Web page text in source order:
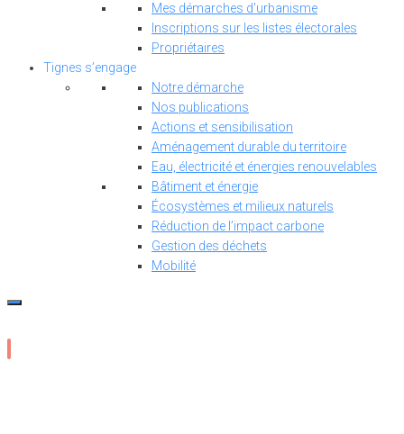
Mes démarches d'urbanisme
Inscriptions sur les listes électorales
Propriétaires
Tignes s’engage
Notre démarche
Nos publications
Actions et sensibilisation
Aménagement durable du territoire
Eau, électricité et énergies renouvelables
Bâtiment et énergie
Écosystèmes et milieux naturels
Réduction de l’impact carbone
Gestion des déchets
Mobilité